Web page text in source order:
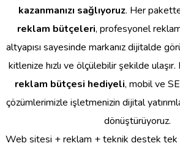
kazanmanızı sağlıyoruz. Her
reklam bütçeleri, profesyonel
altyapısı sayesinde markanız dijitalde
kitlenize hızlı ve ölçülebilir şekilde
reklam bütçesi hediyeli, mobil ve
çözümlerimizle işletmenizin dijital
dönüştürüyoruz.
Web sitesi + reklam + teknik destek